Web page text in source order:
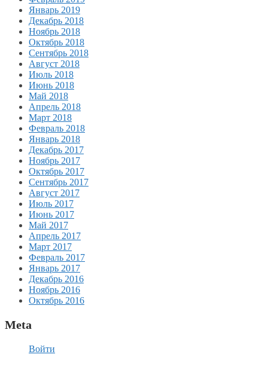
Январь 2019
Декабрь 2018
Ноябрь 2018
Октябрь 2018
Сентябрь 2018
Август 2018
Июль 2018
Июнь 2018
Май 2018
Апрель 2018
Март 2018
Февраль 2018
Январь 2018
Декабрь 2017
Ноябрь 2017
Октябрь 2017
Сентябрь 2017
Август 2017
Июль 2017
Июнь 2017
Май 2017
Апрель 2017
Март 2017
Февраль 2017
Январь 2017
Декабрь 2016
Ноябрь 2016
Октябрь 2016
Meta
Войти